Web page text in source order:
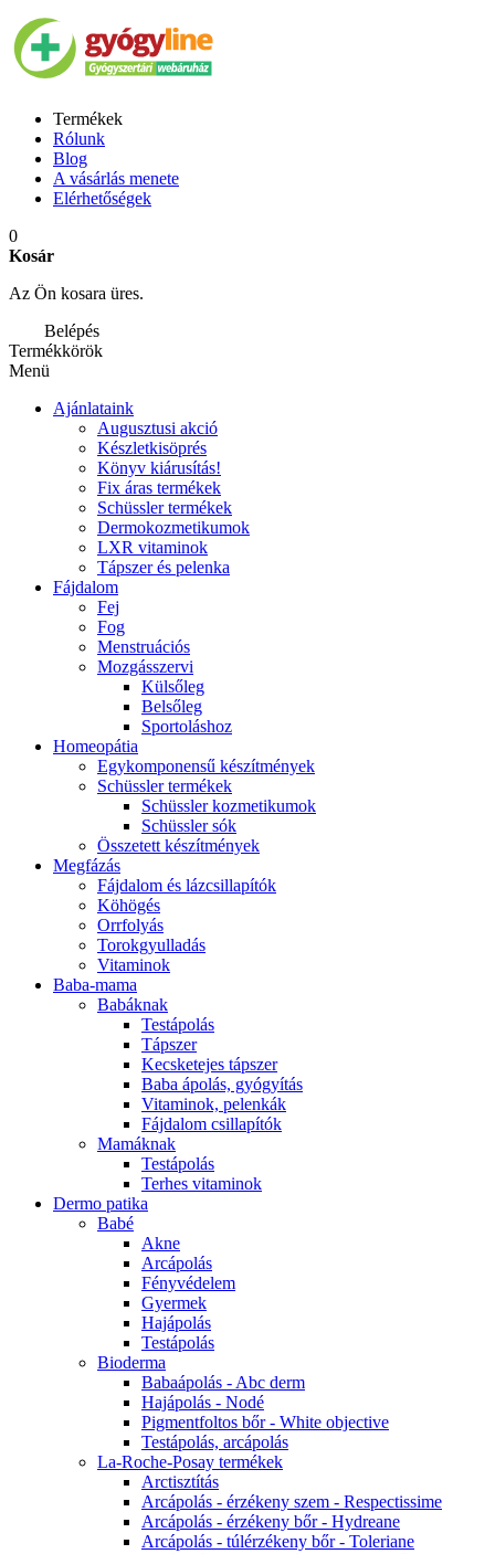
Termékek
Rólunk
Blog
A vásárlás menete
Elérhetőségek
0
Kosár
Az Ön kosara üres.
Belépés
Termékkörök
Menü
Ajánlataink
Augusztusi akció
Készletkisöprés
Könyv kiárusítás!
Fix áras termékek
Schüssler termékek
Dermokozmetikumok
LXR vitaminok
Tápszer és pelenka
Fájdalom
Fej
Fog
Menstruációs
Mozgásszervi
Külsőleg
Belsőleg
Sportoláshoz
Homeopátia
Egykomponensű készítmények
Schüssler termékek
Schüssler kozmetikumok
Schüssler sók
Összetett készítmények
Megfázás
Fájdalom és lázcsillapítók
Köhögés
Orrfolyás
Torokgyulladás
Vitaminok
Baba-mama
Babáknak
Testápolás
Tápszer
Kecsketejes tápszer
Baba ápolás, gyógyítás
Vitaminok, pelenkák
Fájdalom csillapítók
Mamáknak
Testápolás
Terhes vitaminok
Dermo patika
Babé
Akne
Arcápolás
Fényvédelem
Gyermek
Hajápolás
Testápolás
Bioderma
Babaápolás - Abc derm
Hajápolás - Nodé
Pigmentfoltos bőr - White objective
Testápolás, arcápolás
La-Roche-Posay termékek
Arctisztítás
Arcápolás - érzékeny szem - Respectissime
Arcápolás - érzékeny bőr - Hydreane
Arcápolás - túlérzékeny bőr - Toleriane